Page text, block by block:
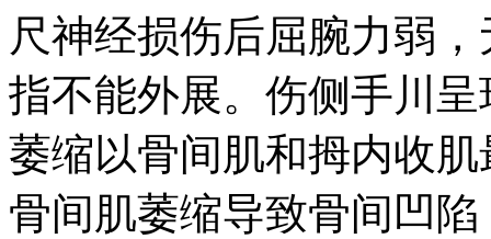
尺神经损伤后屈腕力弱
指不能外展。伤侧手川
萎缩以骨间肌和拇内收
骨间肌萎缩导致骨间凹